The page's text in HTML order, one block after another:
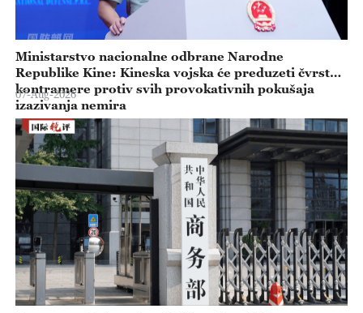
Ministarstvo nacionalne odbrane Narodne
Republike Kine: Kineska vojska će preduzeti čvrste
kontramere protiv svih provokativnih pokušaja
izazivanja nemira
07-Aug-2026